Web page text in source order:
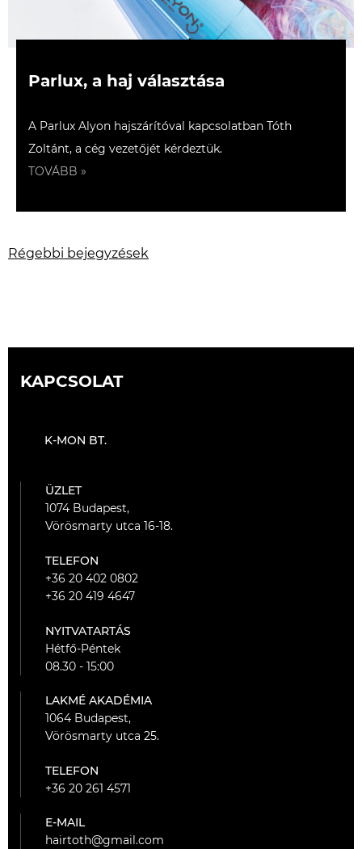
Parlux, a haj választása
A Parlux Alyon hajszárítóval kapcsolatban Tóth
Zoltánt, a cég vezetőjét kérdeztük.
TOVÁBB »
Bejegyzés
Régebbi bejegyzések
KAPCSOLAT
K-MON BT.
ÜZLET
1074 Budapest,
Vörösmarty utca 16-18.
TELEFON
+36 20 402 0802
+36 20 419 4647
NYITVATARTÁS
Hétfő-Péntek
08.30 - 15:00
LAKMÉ AKADÉMIA
1064 Budapest,
Vörösmarty utca 25.
TELEFON
+36 20 261 4571
E-MAIL
hairtoth@gmail.com